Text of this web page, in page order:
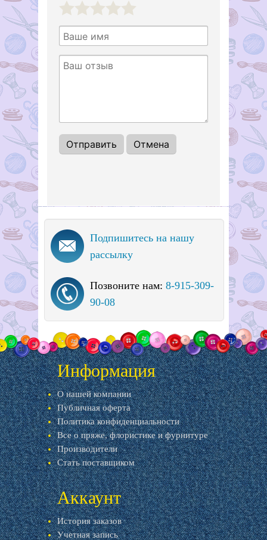
Подпишитесь на нашу
рассылку
Позвоните нам: 8-915-309-
90-08
Информация
О нашей компании
Публичная оферта
Политика конфиденциальности
Все о пряже, флористике и фурнитуре
Производители
Стать поставщиком
Аккаунт
История заказов
Учетная запись